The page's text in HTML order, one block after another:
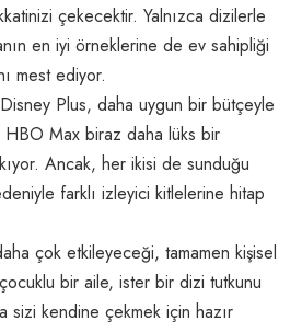
çekecektir. Yalnızca dizilerle
en iyi örneklerine de ev sahipliği
mest ediyor.
Plus, daha uygun bir bütçeyle
Max biraz daha lüks bir
Ancak, her ikisi de sunduğu
farklı izleyici kitlelerine hitap
çok etkileyeceği, tamamen kişisel
bir aile, ister bir dizi tutkunu
sizi kendine çekmek için hazır